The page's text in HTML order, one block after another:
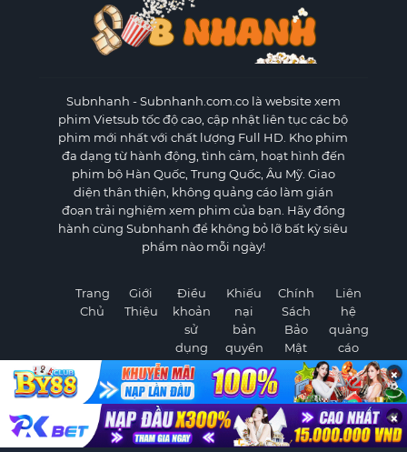
Subnhanh - Subnhanh.com.co là website xem
phim Vietsub tốc độ cao, cập nhật liên tục các bộ
phim mới nhất với chất lượng Full HD. Kho phim
đa dạng từ hành động, tình cảm, hoạt hình đến
phim bộ Hàn Quốc, Trung Quốc, Âu Mỹ. Giao
diện thân thiện, không quảng cáo làm gián
đoạn trải nghiệm xem phim của bạn. Hãy đồng
hành cùng Subnhanh để không bỏ lỡ bất kỳ siêu
phẩm nào mỗi ngày!
Trang
Chủ
Giới
Thiệu
Điều
khoản
sử
dụng
Khiếu
nại
bản
quyền
Chính
Sách
Bảo
Mật
Liên
hệ
quảng
cáo
2026 Subnhanh.com.co
×
×